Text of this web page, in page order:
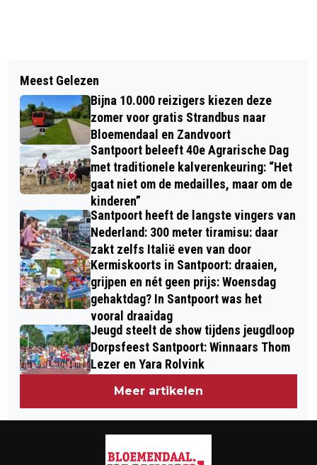
PRACHTIG WANDELWEER TIJDENS
JUBILEUMEDITIE VAN 30 VAN
ZANDVOORT
NOORD-HOLLAND PLAATST
EEKHOORNBRUG OVER
VOGELENZANGSEWEG
Meest Gelezen
Bijna 10.000 reizigers kiezen deze
zomer voor gratis Strandbus naar
Bloemendaal en Zandvoort
Santpoort beleeft 40e Agrarische Dag
met traditionele kalverenkeuring: “Het
gaat niet om de medailles, maar om de
kinderen”
Santpoort heeft de langste vingers van
Nederland: 300 meter tiramisu: daar
zakt zelfs Italië even van door
Kermiskoorts in Santpoort: draaien,
grijpen en nét geen prijs: Woensdag
gehaktdag? In Santpoort was het
vooral draaidag
Jeugd steelt de show tijdens jeugdloop
Dorpsfeest Santpoort: Winnaars Thom
Lezer en Yara Rolvink
Meer artikelen